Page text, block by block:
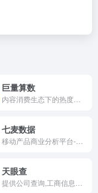
巨量算数
七麦数据
天眼查